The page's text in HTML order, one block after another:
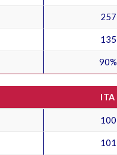
257
135
90%
ITA
100
101